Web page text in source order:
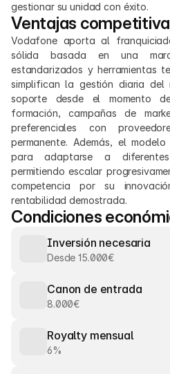
gestionar su unidad con éxito.
Ventajas
Vodafone aporta al
sólida basada en una
estandarizados y herramientas
simplifican la gestión diaria del
soporte desde el momento
formación, campañas de
preferenciales con
permanente. Además, el
para adaptarse a
permitiendo escalar
competencia por su
rentabilidad demostrada.
Condiciones
Inversión necesaria
Desde 15.000€
Canon de entrada
8.000€
Royalty mensual
6%